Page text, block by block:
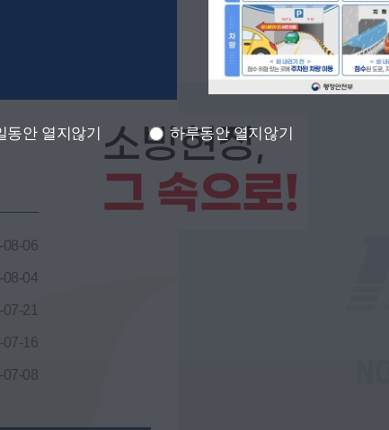
동안 열지않기 하루동안 열지않기
08-06
08-04
21
07-16
07-08
소방현장,
그 속으로!